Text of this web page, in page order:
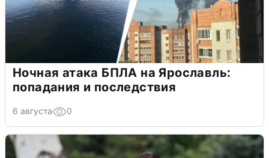
Ночная атака БПЛА на Ярославль:
попадания и последствия
6 августа 0